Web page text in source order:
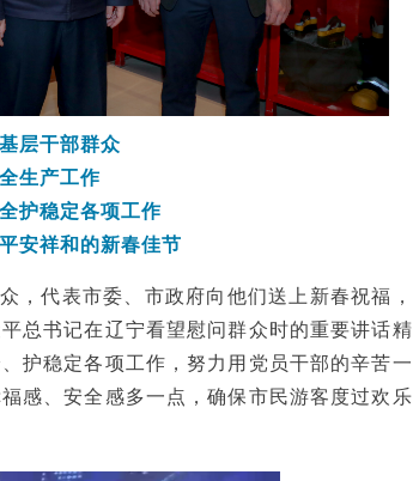
层干部群众
生产工作
护稳定各项工作
安祥和的新春佳节
，代表市委、市政府向他们送上新春祝福，
总书记在辽宁看望慰问群众时的重要讲话精
护稳定各项工作，努力用党员干部的辛苦一
感、安全感多一点，确保市民游客度过欢乐